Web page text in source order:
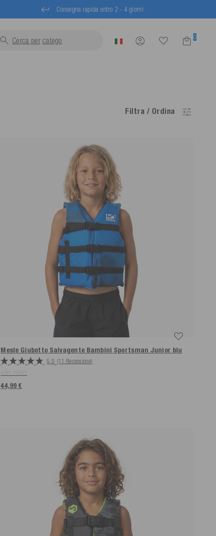
Consegna rapida entro 2 - 4 giorni
Cerca per trainabili... 0
Filtra / Ordina
Mesle Giubotto Salvagente Bambini Sportsman Junior blu
5.0 (11 Recensione)
44,99 €